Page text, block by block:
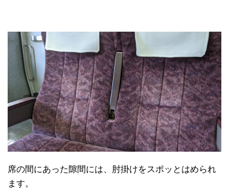
席の間にあった隙間には、肘掛けをスポッとはめられ
ます。